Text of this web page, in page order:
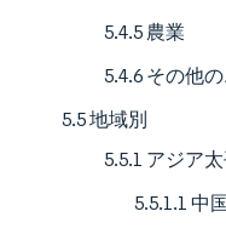
5.4.5 農業
5.4.6 その他
5.5 地域別
5.5.1 アジア
5.5.1.1 中